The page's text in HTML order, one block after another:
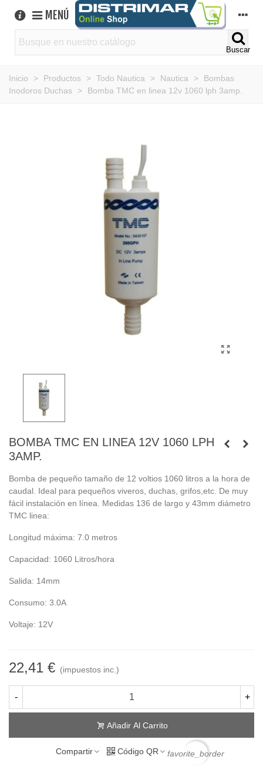
MENÚ
Buscar
Inicio > Productos > Todo Nautica > Nautica >
Bombas
Inodoros Duchas
> Bomba TMC en linea 12v 1060 lph 3amp.
BOMBA TMC EN LINEA 12V 1060 LPH
3AMP.
Bomba de pequeño tamaño de 12 voltios 1060 litros a la hora de
caudal. Ideal para pequeños viveros, duchas, grifos,etc. De muy
fácil instalación en línea. Medidas 136 de largo y 43mm diámetro
TMC linea:
Longitud máxima: 7.0 metros
Capacidad: 1060 Litros/hora
Salida: 14mm
Consumo: 3.0A
Voltaje: 12V
22,41 € (impuestos inc.)
- +
Añadir Al Carrito
Compartir Código QR favorite_border